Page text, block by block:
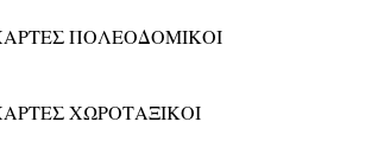
ΠΟΛΕΟΔΟΜΙΚΟΙ
ΧΩΡΟΤΑΞΙΚΟΙ